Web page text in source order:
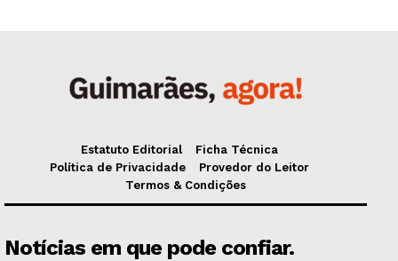
Estatuto Editorial
Ficha Técnica
Política de Privacidade
Provedor do Leitor
Termos & Condições
Notícias em que pode confiar.